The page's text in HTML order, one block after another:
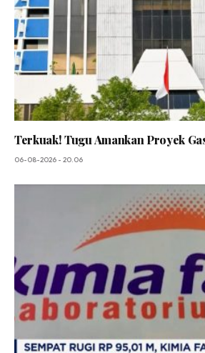
Terkuak! Tugu Amankan Proyek
06-08-2026 - 20.06